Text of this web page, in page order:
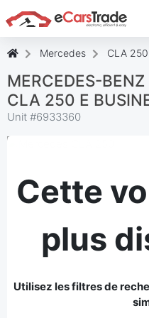
Installez l'application
la à votre écran
Mercedes CLA 250
MERCEDES-
CLA 250 E
Unit #6933360
Cette
plus
Utilisez les filtres de